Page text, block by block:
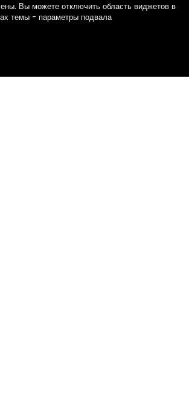
Вы можете отключить область виджетов в
темы - параметры подвала